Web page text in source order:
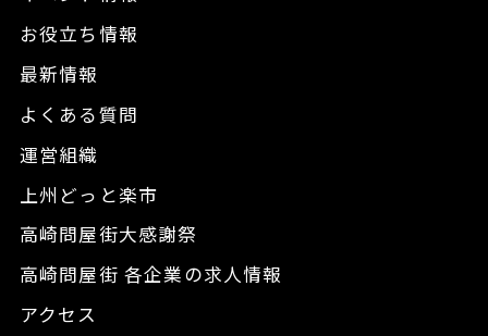
お役立ち情報
最新情報
よくある質問
運営組織
上州どっと楽市
高崎問屋街大感謝祭
高崎問屋街 各企業の求人情報
アクセス